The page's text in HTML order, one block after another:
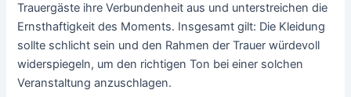
Trauergäste ihre Verbundenheit aus und unterstreichen die
Ernsthaftigkeit des Moments. Insgesamt gilt: Die Kleidung
sollte schlicht sein und den Rahmen der Trauer würdevoll
widerspiegeln, um den richtigen Ton bei einer solchen
Veranstaltung anzuschlagen.